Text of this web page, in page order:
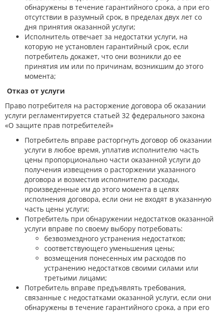
обнаружены в течение гарантийного срока, а при его
отсутствии в разумный срок, в пределах двух лет со
дня принятия оказанной услуги;
Исполнитель отвечает за недостатки услуги, на
которую не установлен гарантийный срок, если
потребитель докажет, что они возникли до ее
принятия им или по причинам, возникшим до этого
момента;
Отказ от услуги
Право потребителя на расторжение договора об оказании
услуги регламентируется статьей 32 федерального закона
«О защите прав потребителей»
Потребитель вправе расторгнуть договор об оказании
услуги в любое время, уплатив исполнителю часть
цены пропорционально части оказанной услуги до
получения извещения о расторжении указанного
договора и возместив исполнителю расходы,
произведенные им до этого момента в целях
исполнения договора, если они не входят в указанную
часть цены услуги;
Потребитель при обнаружении недостатков оказанной
услуги вправе по своему выбору потребовать:
безвозмездного устранения недостатков;
соответствующего уменьшения цены;
возмещения понесенных им расходов по
устранению недостатков своими силами или
третьими лицами;
Потребитель вправе предъявлять требования,
связанные с недостатками оказанной услуги, если они
обнаружены в течение гарантийного срока, а при его